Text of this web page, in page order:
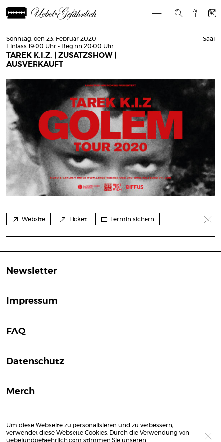
Sonntag, den 23. Februar 2020
Einlass 19:00 Uhr - Beginn 20:00 Uhr
TAREK K.I.Z. | ZUSATZSHOW |
AUSVERKAUFT
Saal
Website Ticket Termin sichern
Newsletter
Impressum
FAQ
Datenschutz
Merch
Um diese Webseite zu personalisieren und zu verbessern,
verwendet diese Webseite Cookies. Durch die Verwendung von
uebelundgefaehrlich.com stimmen Sie unseren